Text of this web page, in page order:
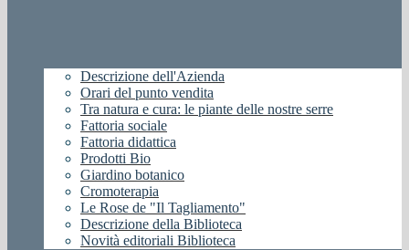
Descrizione dell'Azienda
Orari del punto vendita
Tra natura e cura: le piante delle nostre serre
Fattoria sociale
Fattoria didattica
Prodotti Bio
Giardino botanico
Cromoterapia
Le Rose de "Il Tagliamento"
Descrizione della Biblioteca
Novità editoriali Biblioteca